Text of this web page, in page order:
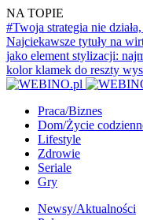
NA TOPIE
#Twoja strategia nie
Najciekawsze tytuły na
jako element stylizacji:
kolor klamek do reszty
Praca/Biznes
Dom/Życie
Lifestyle
Zdrowie
Seriale
Gry
Newsy/Aktualności